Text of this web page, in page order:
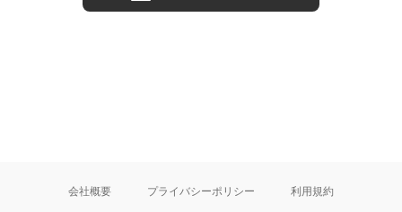
会社概要 プライバシーポリシー 利用規約